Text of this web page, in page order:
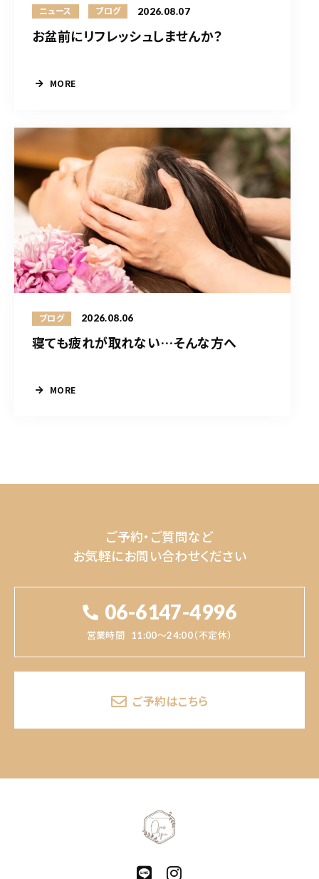
ニュース ブログ 2026.08.07
お盆前にリフレッシュしませんか？
MORE
ブログ 2026.08.06
寝ても疲れが取れない…そんな方へ
MORE
ご予約・ご質問など
お気軽にお問い合わせください
06-6147-4996
営業時間 11:00～24:00（不定休）
ご予約はこちら